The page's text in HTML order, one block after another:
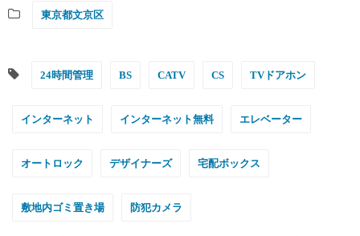
東京都文京区
24時間管理 BS CATV CS TVドアホン
インターネット インターネット無料 エレベーター
オートロック デザイナーズ 宅配ボックス
敷地内ゴミ置き場 防犯カメラ